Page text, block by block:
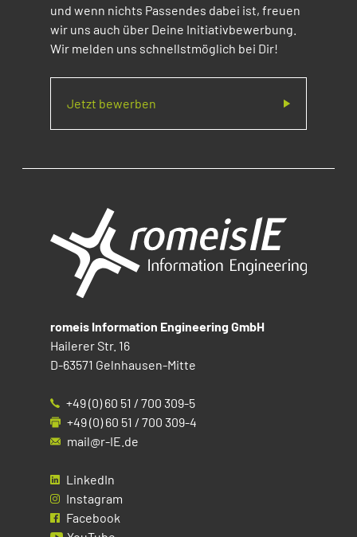
und wenn nichts Passendes dabei ist, freuen
wir uns auch über Deine Initiativbewerbung.
Wir melden uns schnellstmöglich bei Dir!
Jetzt bewerben
romeis Information Engineering GmbH
Hailerer Str. 16
D-63571 Gelnhausen-Mitte
+49 (0) 60 51 / 700 309-5
+49 (0) 60 51 / 700 309-4
mail@r-IE.de
LinkedIn
Instagram
Facebook